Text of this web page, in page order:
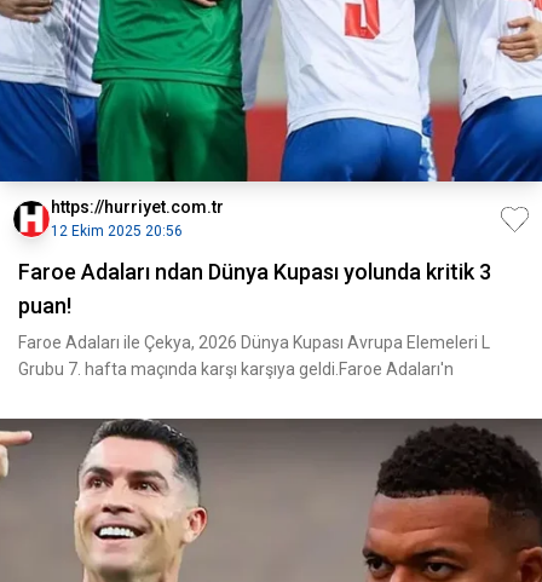
https://hurriyet.com.tr
12 Ekim 2025 20:56
Faroe Adaları ndan Dünya Kupası yolunda kritik 3
puan!
Faroe Adaları ile Çekya, 2026 Dünya Kupası Avrupa Elemeleri L
Grubu 7. hafta maçında karşı karşıya geldi.Faroe Adaları'n